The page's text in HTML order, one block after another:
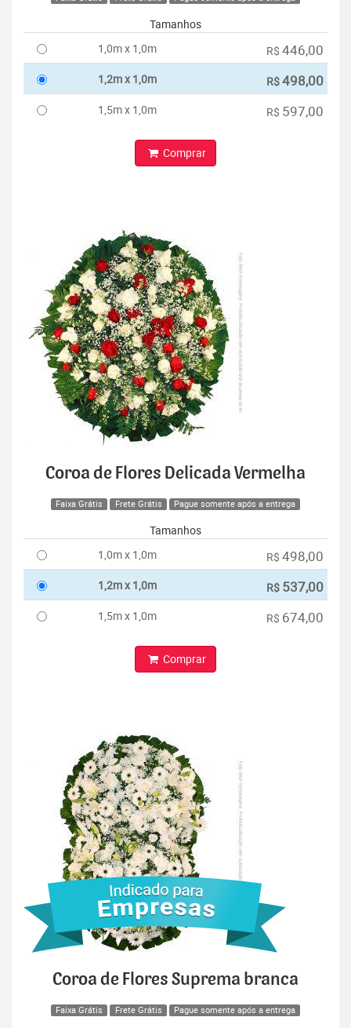
Tamanhos
1,0m x 1,0m
R$ 446,00
1,2m x 1,0m R$498,00
1,5m x 1,0m R$ 597,00
Comprar
Coroa de Flores Delicada Vermelha
Faixa Grátis Frete Grátis Pague somente após a entrega
Tamanhos
1,0m x 1,0m
R$ 498,00
1,2m x 1,0m R$ 537,00
1,5m x 1,0m R$ 674,00
Comprar
Coroa de Flores Suprema branca
Faixa Grátis Frete Grátis Pague somente após a entrega